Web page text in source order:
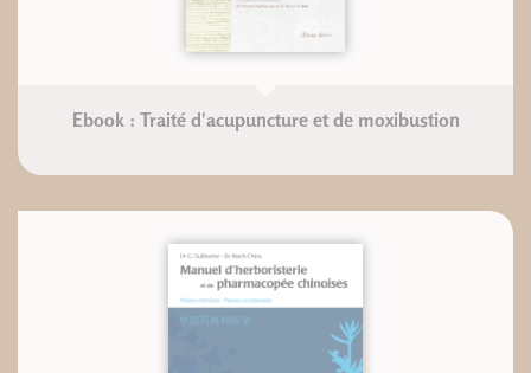
Ebook : Traité d'acupuncture et de moxibustion